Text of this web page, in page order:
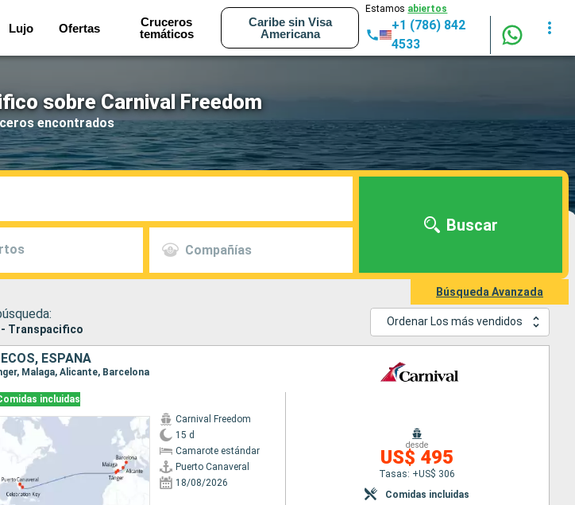
Lujo Ofertas
Cruceros
temáticos
Caribe sin Visa
Americana
Estamos abiertos
+1 (786) 842
4533
sobre Carnival Freedom
encontrados
Compañías
Buscar
Búsqueda Avanzada
- Transpacifico
Ordenar Los más vendidos
ESPAÑA
Malaga, Alicante, Barcelona
incluidas
Carnival Freedom
15 d
Camarote estándar
Puerto Canaveral
18/08/2026
desde
US$ 495
Tasas: +US$ 306
Comidas incluidas